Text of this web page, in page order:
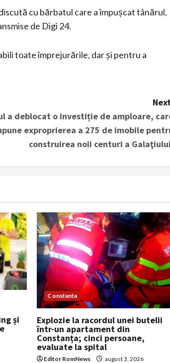
cu bărbatul care a împușcat tânărul,
de Digi 24.
toate împrejurările, dar și pentru a
a deblocat o investiție de amploare,
exproprierea a 275 de imobile
construirea noii centuri a
și
Constanta
Explozie la racordul unei butelii
într-un apartament din
Constanța; cinci persoane,
evaluate la spital
Editor RomNews august 3, 2026